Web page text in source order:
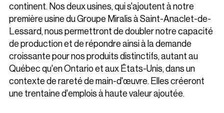
continent. Nos deux usines, qui s'ajoutent à notre
première usine du Groupe Miralis à Saint-Anaclet-de-
Lessard, nous permettront de doubler notre capacité
de production et de répondre ainsi à la demande
croissante pour nos produits distinctifs, autant au
Québec qu'en Ontario et aux États-Unis, dans un
contexte de rareté de main-d'œuvre. Elles créeront
une trentaine d'emplois à haute valeur ajoutée.